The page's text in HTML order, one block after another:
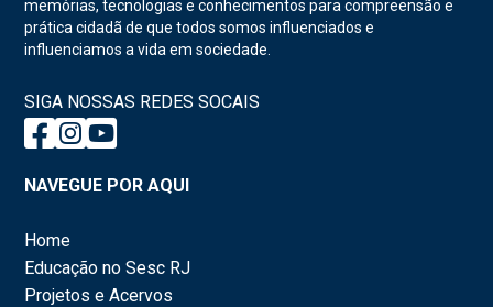
memórias, tecnologias e conhecimentos para compreensão e
prática cidadã de que todos somos influenciados e
influenciamos a vida em sociedade.
SIGA NOSSAS REDES SOCAIS
NAVEGUE POR AQUI
Home
Educação no Sesc RJ
Projetos e Acervos